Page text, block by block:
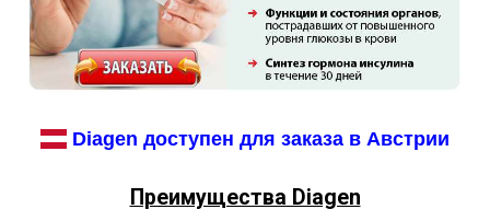
Diagen доступен для заказа в Австрии
Преимущества Diagen